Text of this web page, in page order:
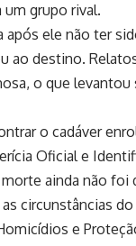
um grupo rival.
ele não ter
ao destino.
o que
o cadáver
Oficial e
ainda não foi
circunstâncias
e